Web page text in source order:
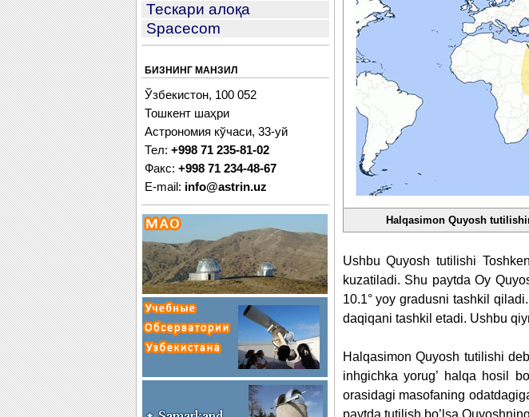
Тескари алоқа
Spacecom
БИЗНИНГ МАНЗИЛ
Ўзбекистон, 100 052
Тошкент шаҳри
Астрономия кўчаси, 33-уй
Тел: +998 71 235-81-02
Факс: +998 71 234-48-67
E-mail: info@astrin.uz
Halqasimon Quyosh
Ushbu Quyosh tutilishi
kuzatiladi. Shu paytda Oy
10.1° yoy gradusni tashkil
daqiqani tashkil etadi. Ushbu
Halqasimon Quyosh tutilishi
inhgichka yorug’ halqa hosil
orasidagi masofaning
paytda tutilish bo’lsa